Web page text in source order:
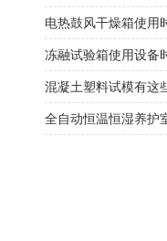
电热鼓风干燥箱使用
全自动恒温恒湿养护